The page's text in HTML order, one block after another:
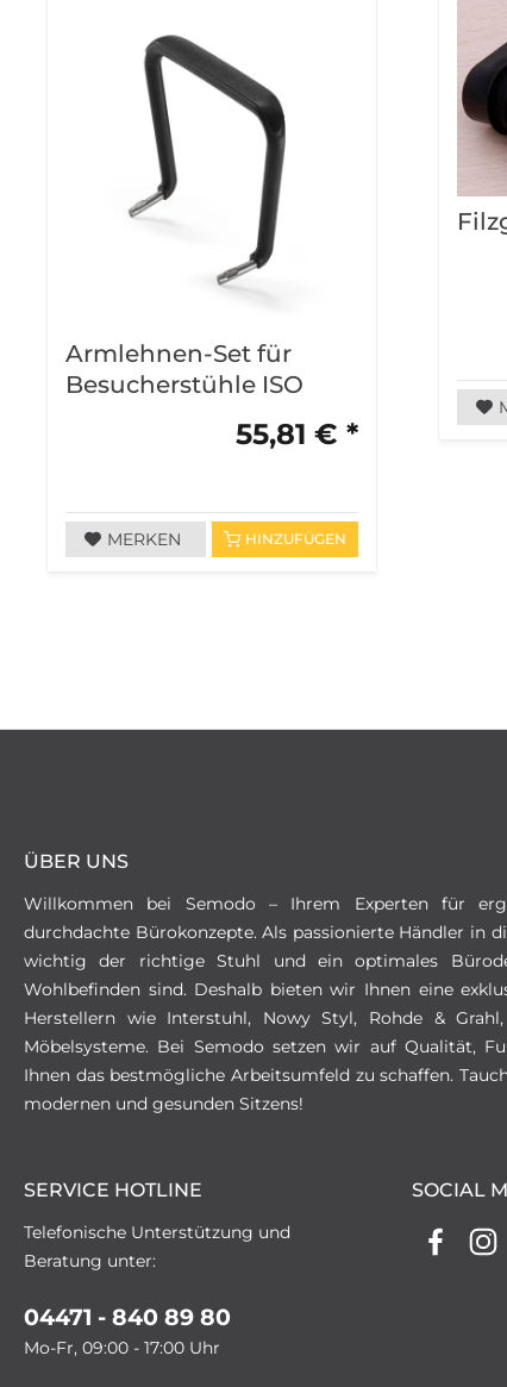
Armlehnen-Set für
Besucherstühle ISO
55,81 € *
MERKEN HINZUFÜGEN
ÜBER UNS
Willkommen bei Semodo – Ihrem Experten für
durchdachte Bürokonzepte. Als passionierte Händler in
wichtig der richtige Stuhl und ein optimales
Wohlbefinden sind. Deshalb bieten wir Ihnen eine
Herstellern wie Interstuhl, Nowy Styl, Rohde &
Möbelsysteme. Bei Semodo setzen wir auf Qualität,
Ihnen das bestmögliche Arbeitsumfeld zu schaffen.
modernen und gesunden Sitzens!
SERVICE HOTLINE
Telefonische Unterstützung und
Beratung unter:
04471 - 840 89 80
Mo-Fr, 09:00 - 17:00 Uhr
SOCIAL